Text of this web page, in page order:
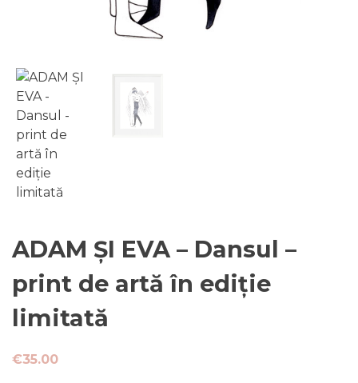
ADAM ȘI EVA – Dansul –
print de artă în ediție
limitată
€35.00